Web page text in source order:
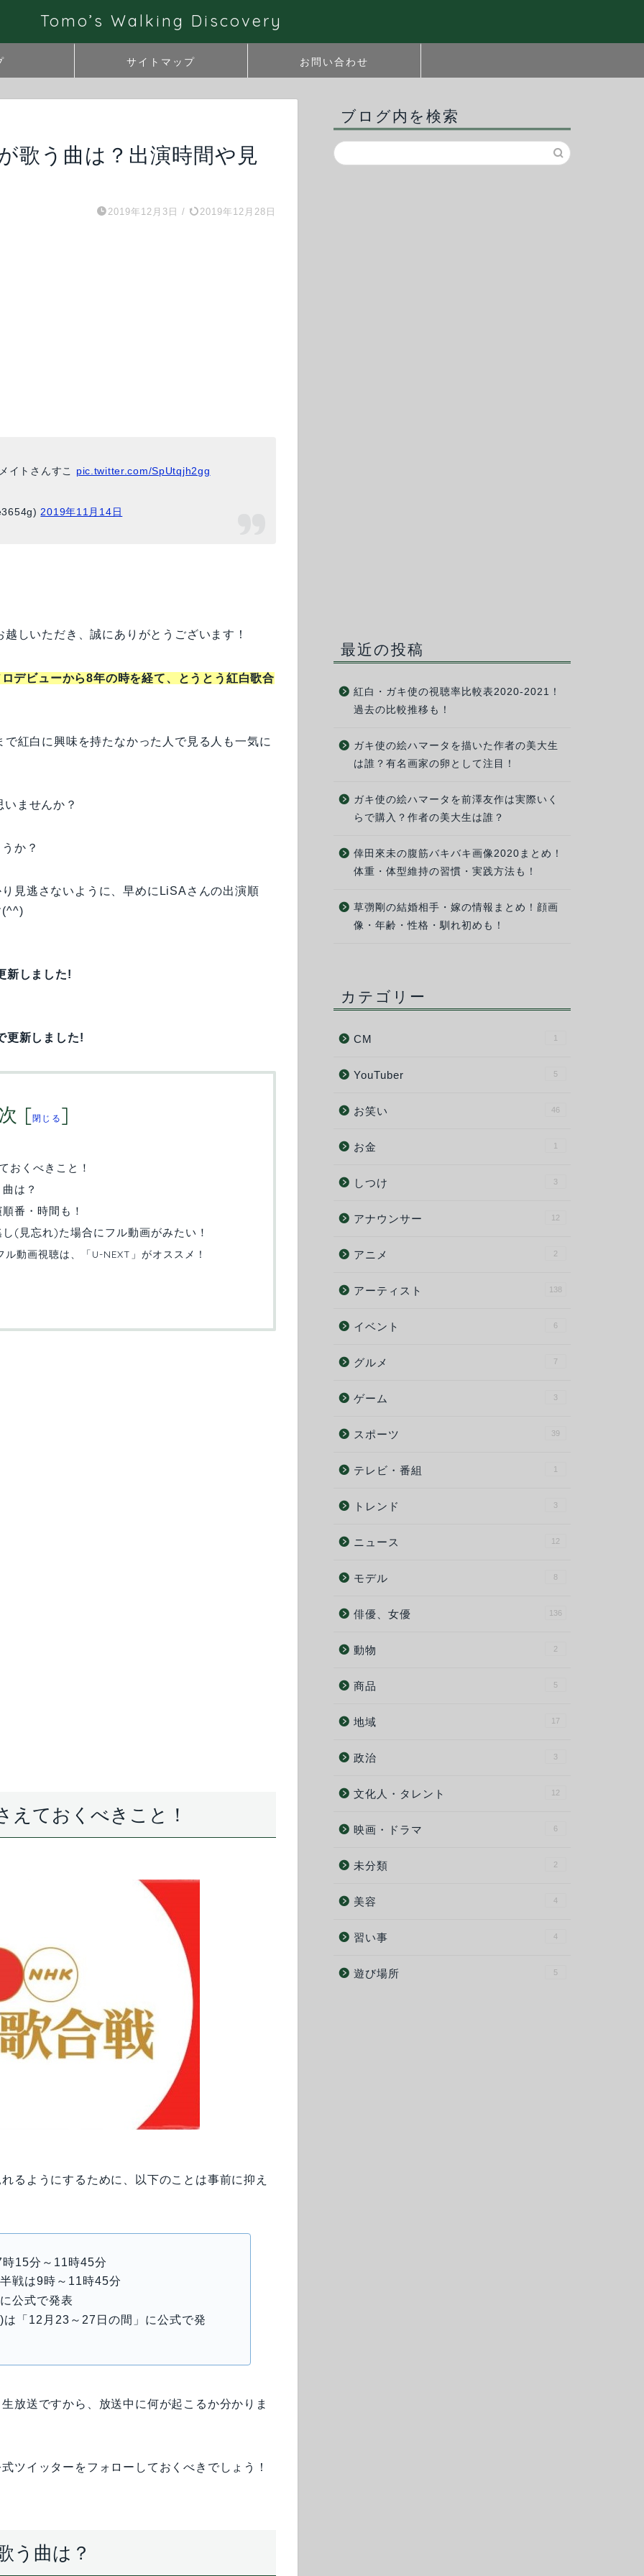
Tomo’s Walking Discovery
サイトマップ お問い合わせ
歌う曲は？出演時間や見
2019年12月3日 / 2019年12月28日
イトさんすこ pic.twitter.com/SpUtqjh2gg
2019年11月14日
しいただき、誠にありがとうございます！
デビューから8年の時を経て、とうとう紅白歌合
紅白に興味を持たなかった人で見る人も一気に
ませんか？
か？
見逃さないように、早めにLiSAさんの出演順
(^^)
新しました!
更新しました!
[閉じる ]
おくべきこと！
は？
番・時間も！
(見忘れ)た場合にフル動画がみたい！
動画視聴は、「U-NEXT」がオススメ！
えておくべきこと！
るようにするために、以下のことは事前に抑え
15分～11時45分
戦は9時～11時45分
公式で発表
「12月23～27日の間」に公式で発
放送ですから、放送中に何が起こるか分かりま
ツイッターをフォローしておくべきでしょう！
う曲は？
ブログ内を検索
最近の投稿
紅白・ガキ使の視聴率比較表2020-2021！
過去の比較推移も！
ガキ使の絵ハマータを描いた作者の美大生
は誰？有名画家の卵として注目！
ガキ使の絵ハマータを前澤友作は実際いく
らで購入？作者の美大生は誰？
倖田來未の腹筋バキバキ画像2020まとめ！
体重・体型維持の習慣・実践方法も！
草彅剛の結婚相手・嫁の情報まとめ！顔画
像・年齢・性格・馴れ初めも！
カテゴリー
CM 1
YouTuber 5
お笑い 46
お金 1
しつけ 3
アナウンサー 12
アニメ 2
アーティスト 138
イベント 6
グルメ 7
ゲーム 3
スポーツ 39
テレビ・番組 1
トレンド 3
ニュース 12
モデル 8
俳優、女優 136
動物 2
商品 5
地域 17
政治 3
文化人・タレント 12
映画・ドラマ 6
未分類 2
美容 4
習い事 4
遊び場所 5